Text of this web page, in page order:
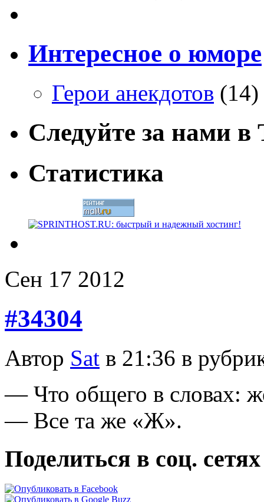
Интересное о юморе
Герои анекдотов (14)
Следуйте за нами
Статистика
Сен 17 2012
#34304
Автор Sat в 21:36 в
— Что общего в словах:
— Все та же «Ж».
Поделиться в соц. сетях